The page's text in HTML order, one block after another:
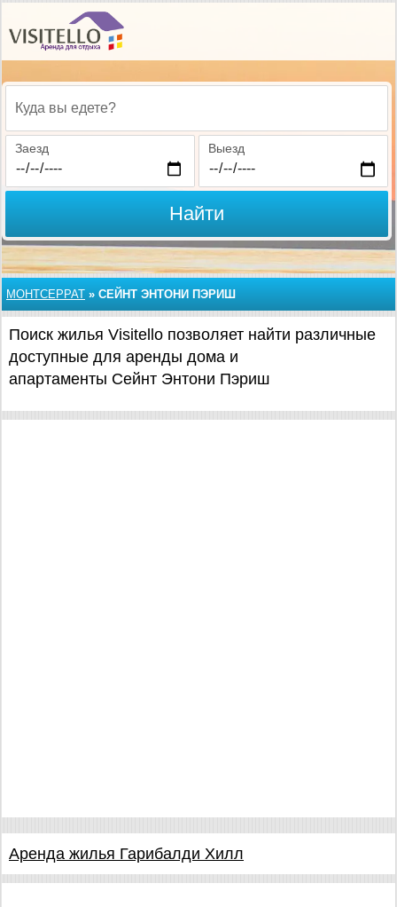
Куда вы едете?
Заезд Выезд
Найти
МОНТСЕРРАТ » СЕЙНТ ЭНТОНИ ПЭРИШ
Поиск жилья Visitello позволяет найти различные
доступные для аренды дома и
апартаменты Сейнт Энтони Пэриш
Аренда жилья Гарибалди Хилл